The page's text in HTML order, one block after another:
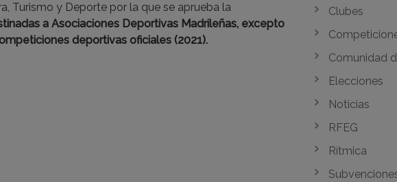
Turismo y Deporte por la que se aprueba la
a Asociaciones Deportivas Madrileñas, excepto
deportivas oficiales (2021).
Clubes
Comunidad
Elecciones
Noticias
RFEG
Rítmica